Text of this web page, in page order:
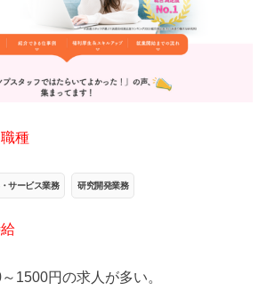
種
サービス業務 研究開発業務
1500円の求人が多い。